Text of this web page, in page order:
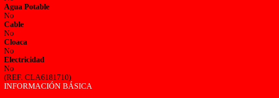
Agua Potable
No
Cable
No
Cloaca
No
Electricidad
No
(REF. CLA6181710)
INFORMACIÓN BÁSICA